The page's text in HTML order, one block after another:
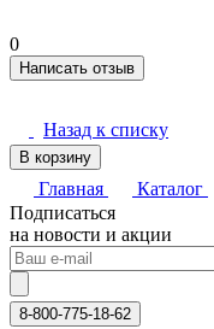
0
Написать отзыв
Назад к списку
В корзину
Главная Каталог
Подписаться
на новости и акции
8-800-775-18-62